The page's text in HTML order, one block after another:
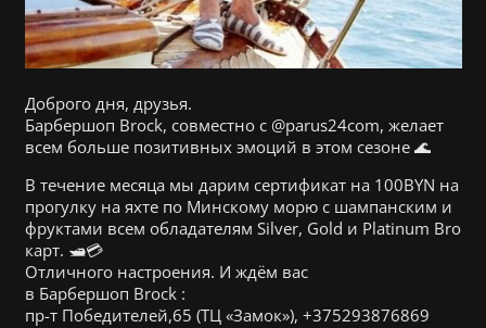
Доброго дня, друзья.
Барбершоп Brock, совместно с @parus24com, желает
всем больше позитивных эмоций в этом сезоне 🌊
В течение месяца мы дарим сертификат на 100BYN на
прогулку на яхте по Минскому морю с шампанским и
фруктами всем обладателям Silver, Gold и Platinum Bro
карт. 🛥💳
Отличного настроения. И ждём вас
в Барбершоп Brock :
пр-т Победителей,65 (ТЦ «Замок»), +375293876869